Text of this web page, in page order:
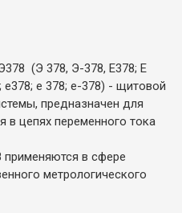
(Э 378, Э-378, Е378; Е
е378; е 378; е-378) - щитовой
предназначен для
в цепях переменного тока
применяются в сфере
метрологического